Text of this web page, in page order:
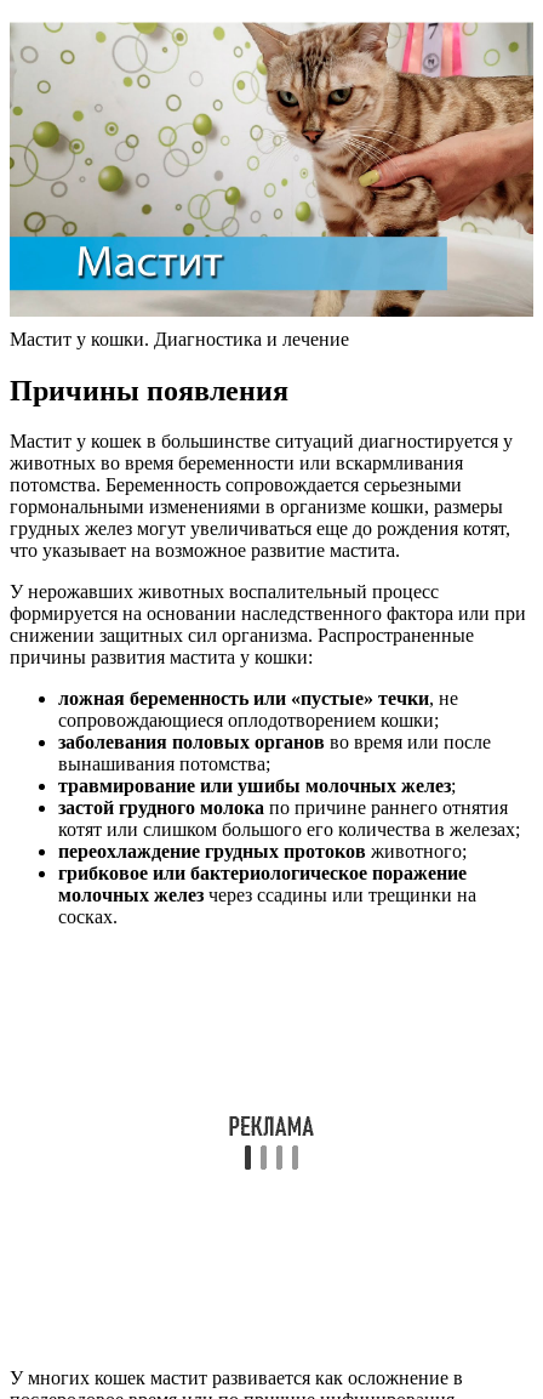
Мастит у кошки. Диагностика и лечение
Причины появления
Мастит у кошек в большинстве ситуаций диагностируется у
животных во время беременности или вскармливания
потомства. Беременность сопровождается серьезными
гормональными изменениями в организме кошки, размеры
грудных желез могут увеличиваться еще до рождения котят,
что указывает на возможное развитие мастита.
У нерожавших животных воспалительный процесс
формируется на основании наследственного фактора или при
снижении защитных сил организма. Распространенные
причины развития мастита у кошки:
ложная беременность или «пустые» течки, не
сопровождающиеся оплодотворением кошки;
заболевания половых органов во время или после
вынашивания потомства;
травмирование или ушибы молочных желез;
застой грудного молока по причине раннего отнятия
котят или слишком большого его количества в железах;
переохлаждение грудных протоков животного;
грибковое или бактериологическое поражение
молочных желез через ссадины или трещинки на
сосках.
У многих кошек мастит развивается как осложнение в